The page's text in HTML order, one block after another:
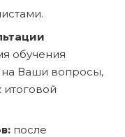
обучения
на Ваши вопросы,
итоговой
после